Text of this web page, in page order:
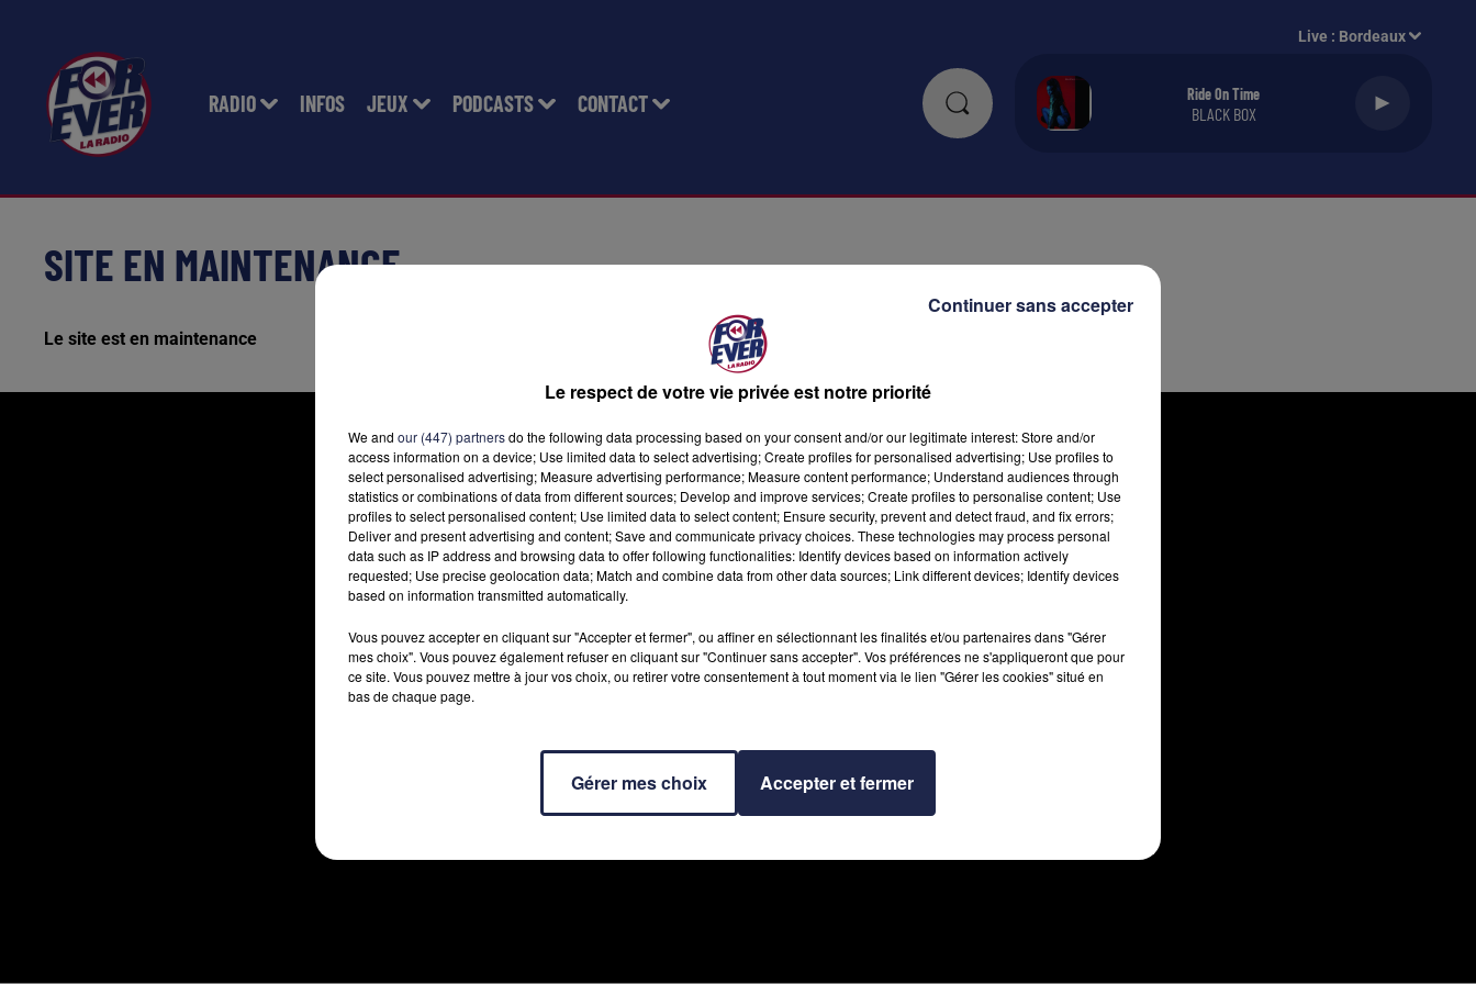
RADIO INFOS JEUX PODCASTS CONTACT
Live : Bordeaux
Ride On Time
BLACK BOX
SITE EN MAINTENANCE
Le site est en maintenance
RADIO INFOS JEUX PODCASTS CONTACT
Archives 2026 2025 2024 2023 2022
Le respect de votre vie privée est notre priorité
We and our (447) partnersdo the following data processing based on your consent and/or our legitimate interest: Store and/or
access information on a device; Use limited data to select advertising; Create profiles for personalised advertising; Use profiles to
select personalised advertising; Measure advertising performance; Measure content performance; Understand audiences through
statistics or combinations of data from different sources; Develop and improve services; Create profiles to personalise content; Use
profiles to select personalised content; Use limited data to select content; Ensure security, prevent and detect fraud, and fix errors;
Deliver and present advertising and content; Save and communicate privacy choices. These technologies may process personal
data such as IP address and browsing data to offer following functionalities: Identify devices based on information actively
requested; Use precise geolocation data; Match and combine data from other data sources; Link different devices; Identify devices
based on information transmitted automatically.
Vous pouvez accepter en cliquant sur "Accepter et fermer", ou affiner en sélectionnant les finalités et/ou partenaires dans "Gérer
mes choix". Vous pouvez également refuser en cliquant sur "Continuer sans accepter". Vos préférences ne s'appliqueront que pour
ce site. Vous pouvez mettre à jour vos choix, ou retirer votre consentement à tout moment via le lien "Gérer les cookies" situé en
bas de chaque page.
Gérer mes choix Accepter et fermer
Continuer sans accepter